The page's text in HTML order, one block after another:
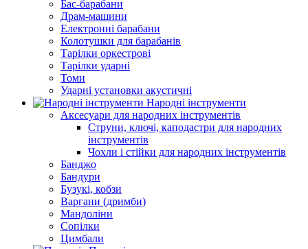
Бас-барабани
Драм-машини
Електронні барабани
Колотушки для барабанів
Тарілки оркестрові
Тарілки ударні
Томи
Ударні установки акустичні
Народні інструменти
Аксесуари для народних інструментів
Струни, ключі, каподастри для народних
інструментів
Чохли і стійки для народних інструментів
Банджо
Бандури
Бузукі, кобзи
Варгани (дримби)
Мандоліни
Сопілки
Цимбали